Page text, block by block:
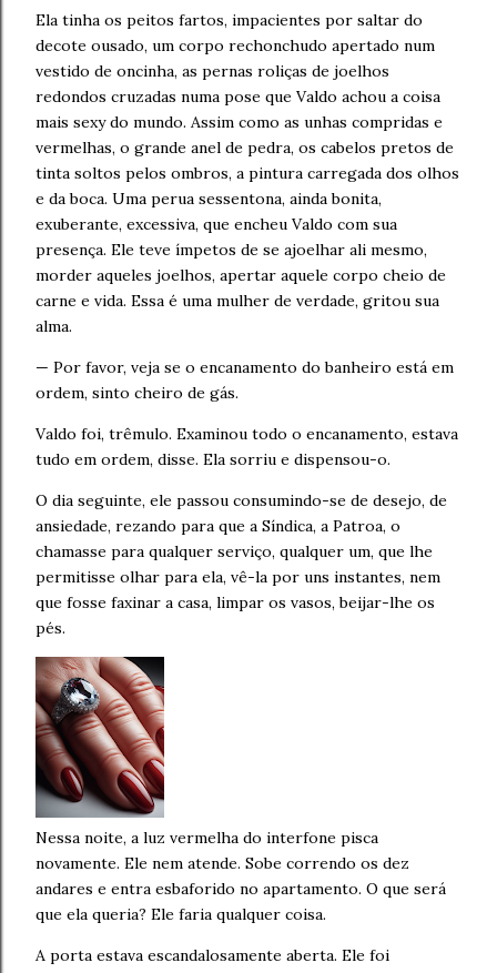
Ela tinha os peitos fartos, impacientes por saltar do
decote ousado, um corpo rechonchudo apertado num
vestido de oncinha, as pernas roliças de joelhos
redondos cruzadas numa pose que Valdo achou a coisa
mais sexy do mundo. Assim como as unhas compridas e
vermelhas, o grande anel de pedra, os cabelos pretos de
tinta soltos pelos ombros, a pintura carregada dos olhos
e da boca. Uma perua sessentona, ainda bonita,
exuberante, excessiva, que encheu Valdo com sua
presença. Ele teve ímpetos de se ajoelhar ali mesmo,
morder aqueles joelhos, apertar aquele corpo cheio de
carne e vida. Essa é uma mulher de verdade, gritou sua
alma.
— Por favor, veja se o encanamento do banheiro está em
ordem, sinto cheiro de gás.
Valdo foi, trêmulo. Examinou todo o encanamento, estava
tudo em ordem, disse. Ela sorriu e dispensou-o.
O dia seguinte, ele passou consumindo-se de desejo, de
ansiedade, rezando para que a Síndica, a Patroa, o
chamasse para qualquer serviço, qualquer um, que lhe
permitisse olhar para ela, vê-la por uns instantes, nem
que fosse faxinar a casa, limpar os vasos, beijar-lhe os
pés.
Nessa noite, a luz vermelha do interfone pisca
novamente. Ele nem atende. Sobe correndo os dez
andares e entra esbaforido no apartamento. O que será
que ela queria? Ele faria qualquer coisa.
A porta estava escandalosamente aberta. Ele foi